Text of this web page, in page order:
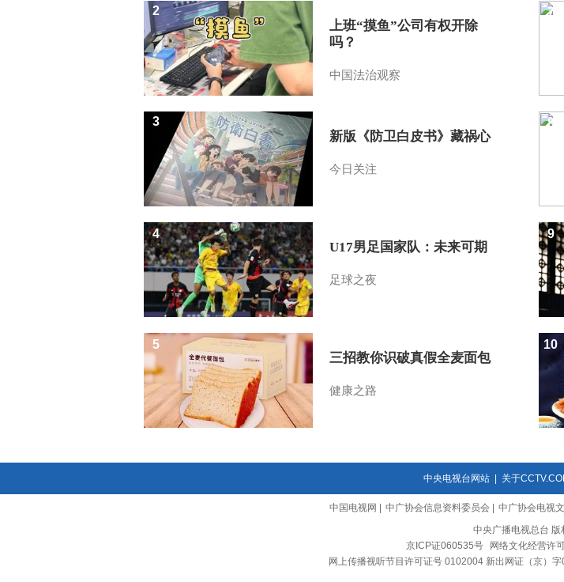
上班“摸鱼”公司有权开除
吗？
中国法治观察
2
新版《防卫白皮书》藏祸心
今日关注
3
U17男足国家队：未来可期
足球之夜
4
三招教你识破真假全麦面包
健康之路
5
7
8
9
10
中央电视台网站| 关于
中国电视网 中广协会信息资料委员会 中广协会电视
中央广播电视总台 版
京ICP证060535号
网络文化经营许
网上传播视听节目许可证号 0102004 新出网证（京）